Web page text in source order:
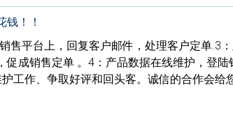
钱！！
售平台上，回复客户邮件，处理客户定单.3
成销售定单 。4：产品数据在线维护，登陆
工作、争取好评和回头客。诚信的合作会给